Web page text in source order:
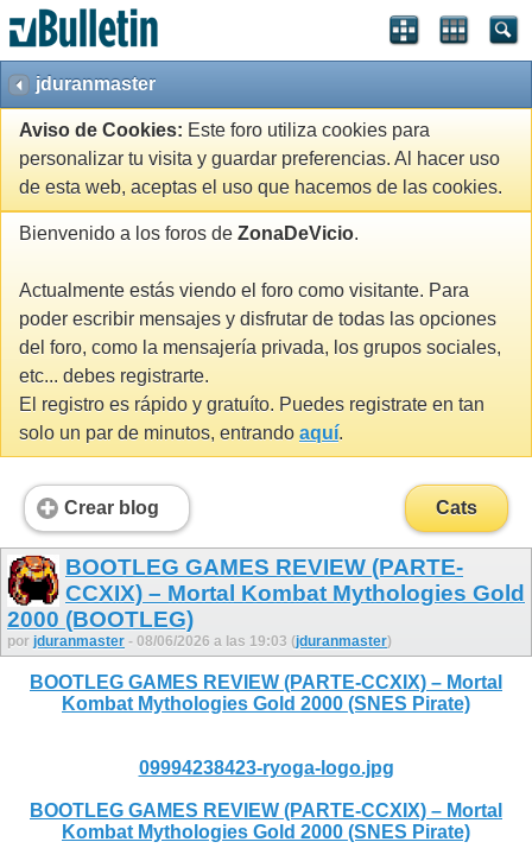
jduranmaster
Aviso de Cookies: Este foro utiliza cookies para
personalizar tu visita y guardar preferencias. Al hacer uso
de esta web, aceptas el uso que hacemos de las cookies.
Bienvenido a los foros de ZonaDeVicio.
Actualmente estás viendo el foro como visitante. Para
poder escribir mensajes y disfrutar de todas las opciones
del foro, como la mensajería privada, los grupos sociales,
etc... debes registrarte.
El registro es rápido y gratuíto. Puedes registrate en tan
solo un par de minutos, entrando aquí.
Crear blog Cats
BOOTLEG GAMES REVIEW (PARTE-
CCXIX) – Mortal Kombat Mythologies Gold
2000 (BOOTLEG)
por jduranmaster - 08/06/2026 a las 19:03 (jduranmaster)
BOOTLEG GAMES REVIEW (PARTE-CCXIX) – Mortal
Kombat Mythologies Gold 2000 (SNES Pirate)
09994238423-ryoga-logo.jpg
BOOTLEG GAMES REVIEW (PARTE-CCXIX) – Mortal
Kombat Mythologies Gold 2000 (SNES Pirate)